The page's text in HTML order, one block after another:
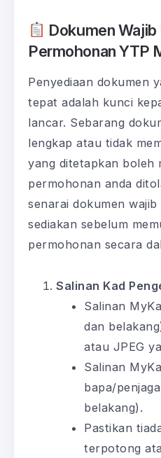
Dokumen
Permohonan YTP
Penyediaan dokumen
tepat adalah kunci
lancar. Sebarang
lengkap atau tidak
yang ditetapkan boleh
permohonan anda
senarai dokumen
sediakan sebelum
permohonan secara
Salinan Kad
Salinan
dan
atau JPEG
Salinan
bapa/
belakang).
Pastikan
terpotong